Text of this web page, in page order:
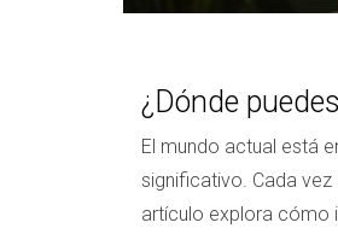
¿Dónde
El mundo actual está
significativo. Cada
artículo explora cómo